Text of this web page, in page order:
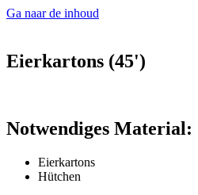
Ga naar de inhoud
Eierkartons (45')
Notwendiges Material:
Eierkartons
Hütchen